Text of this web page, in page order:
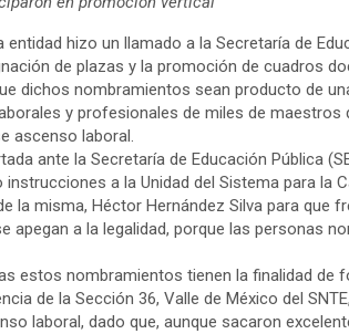
hizo un llamado a la Secretaría de
de plazas y la promoción de cuadros
dichos nombramientos sean producto de
y profesionales de miles de maestros
ascenso laboral.
ante la Secretaría de Educación Pública
a la Unidad del Sistema para la
la misma, Héctor Hernández Silva para que
apegan a la legalidad, porque las personas
estos nombramientos tienen la finalidad de
de la Sección 36, Valle de México del
laboral, dado que, aunque sacaron